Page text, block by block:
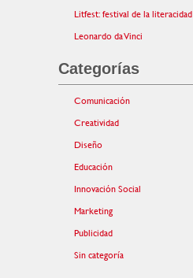
Litfest: festival de la literacidad
Leonardo da Vinci
Categorías
Comunicación
Creatividad
Diseño
Educación
Innovación Social
Marketing
Publicidad
Sin categoría